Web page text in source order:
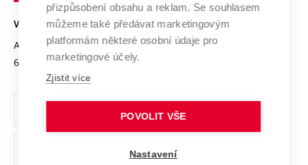
Projekty
Projekty ze strukturálních fondů
Specifický výzkum
Univerzitní sítě
Bezpečná univerzita
Vyznamenání
Organizační struktura
Ochrana osobních údajů
Brně
VYSOKÉ UČENÍ TECHNICKÉ V BRNĚ
Antonínská 548/1
602 00 Brno
www.vut.cz
vut@vutbr.cz
přizpůsobení obsahu a reklam. Se souhlasem
můžeme také předávat marketingovým
platformám některé osobní údaje pro
marketingové účely.
Zjistit více
POVOLIT VŠE
Nastavení